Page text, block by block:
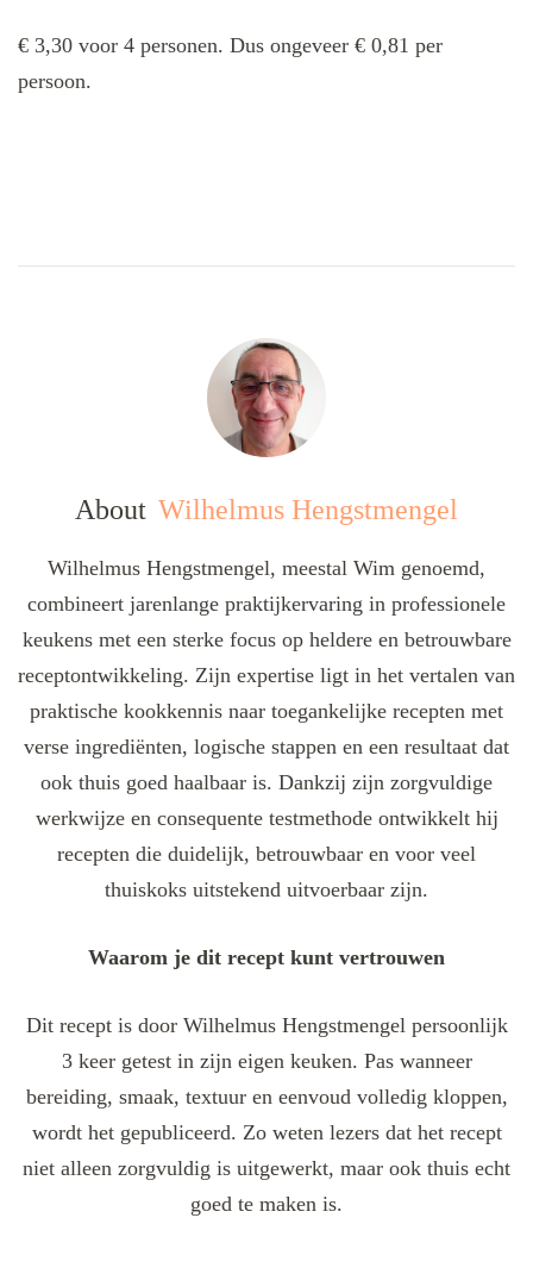
€ 3,30 voor 4 personen. Dus ongeveer € 0,81 per
persoon.
About Wilhelmus Hengstmengel
Wilhelmus Hengstmengel, meestal Wim genoemd,
combineert jarenlange praktijkervaring in professionele
keukens met een sterke focus op heldere en betrouwbare
receptontwikkeling. Zijn expertise ligt in het vertalen van
praktische kookkennis naar toegankelijke recepten met
verse ingrediënten, logische stappen en een resultaat dat
ook thuis goed haalbaar is. Dankzij zijn zorgvuldige
werkwijze en consequente testmethode ontwikkelt hij
recepten die duidelijk, betrouwbaar en voor veel
thuiskoks uitstekend uitvoerbaar zijn.
Waarom je dit recept kunt vertrouwen
Dit recept is door Wilhelmus Hengstmengel persoonlijk
3 keer getest in zijn eigen keuken. Pas wanneer
bereiding, smaak, textuur en eenvoud volledig kloppen,
wordt het gepubliceerd. Zo weten lezers dat het recept
niet alleen zorgvuldig is uitgewerkt, maar ook thuis echt
goed te maken is.